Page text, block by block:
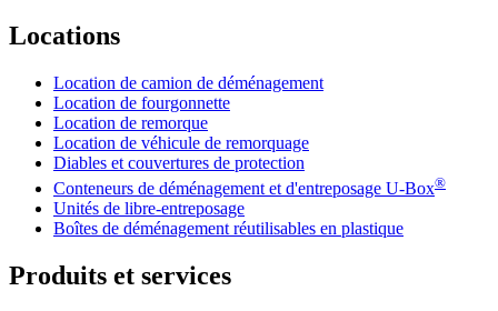
Locations
Location de camion de déménagement
Location de fourgonnette
Location de remorque
Location de véhicule de remorquage
Diables et couvertures de protection
Conteneurs de déménagement et d'entreposage U-Box®
Unités de libre-entreposage
Boîtes de déménagement réutilisables en plastique
Produits et services